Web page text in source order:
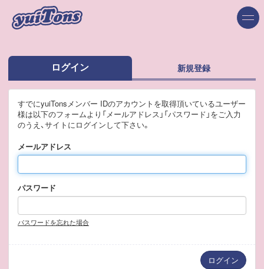
ログイン 新規登録
すでにyuiTonsメンバー IDのアカウントを取得頂いているユーザー
様は以下のフォームより「メールアドレス」「パスワード」をご入力
のうえ、サイトにログインして下さい。
メールアドレス
パスワード
パスワードを忘れた場合